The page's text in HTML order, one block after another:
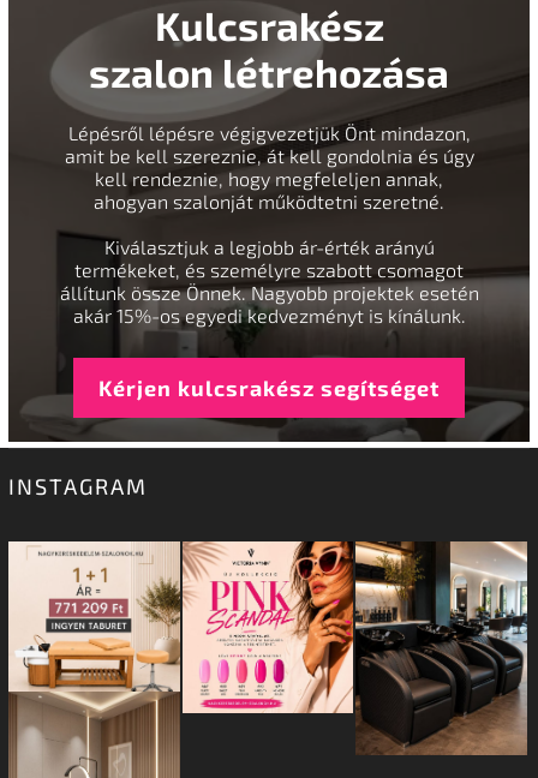
Kulcsrakész
szalon létrehozása
Lépésről lépésre végigvezetjük Önt mindazon,
amit be kell szereznie, át kell gondolnia és úgy
kell rendeznie, hogy megfeleljen annak,
ahogyan szalonját működtetni szeretné.
Kiválasztjuk a legjobb ár-érték arányú
termékeket, és személyre szabott csomagot
állítunk össze Önnek. Nagyobb projektek esetén
akár 15%-os egyedi kedvezményt is kínálunk.
Kérjen kulcsrakész segítséget
INSTAGRAM